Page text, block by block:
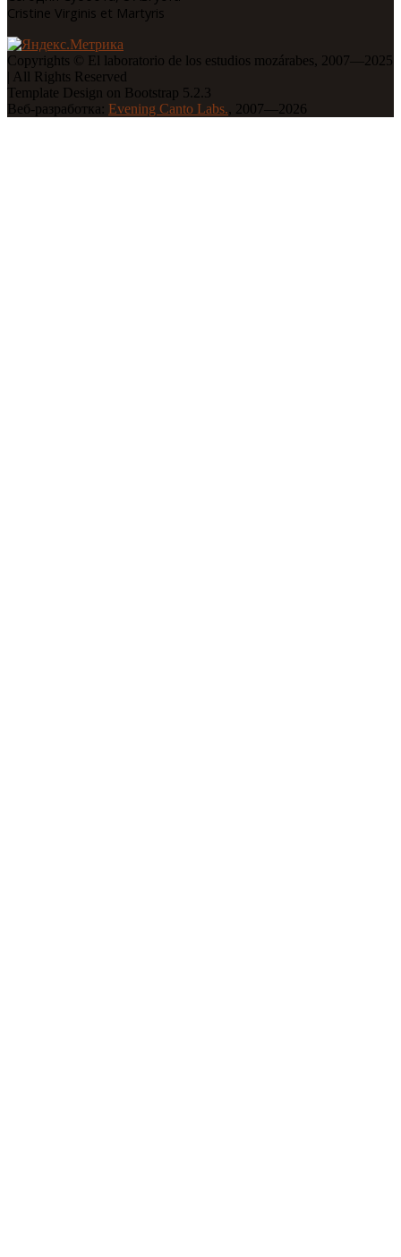
Cristine Virginis et Martyris
Copyrights © El laboratorio de los estudios mozárabes, 2007—2025
| All Rights Reserved
Template Design on Bootstrap 5.2.3
Веб-разработка: Evening Canto Labs., 2007—2026